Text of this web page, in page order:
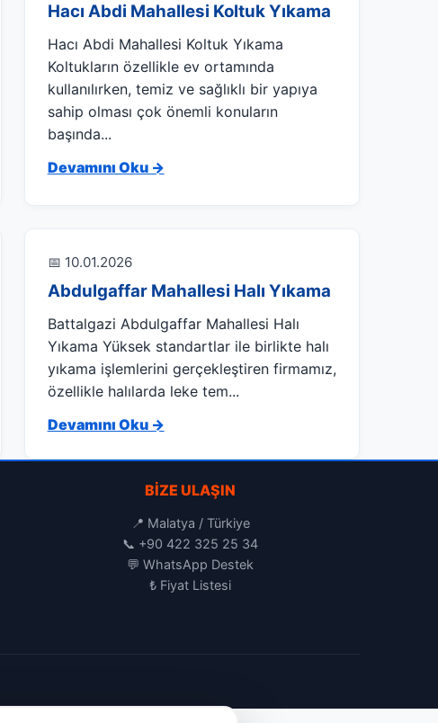
Hacı Abdi Mahallesi Koltuk Yıkama
Hacı Abdi Mahallesi Koltuk Yıkama
Koltukların özellikle ev ortamında
kullanılırken, temiz ve sağlıklı bir yapıya
sahip olması çok önemli konuların
başında...
Devamını Oku →
📅 10.01.2026
Abdulgaffar Mahallesi Halı Yıkama
Battalgazi Abdulgaffar Mahallesi Halı
Yıkama Yüksek standartlar ile birlikte halı
yıkama işlemlerini gerçekleştiren firmamız,
özellikle halılarda leke tem...
Devamını Oku →
BIZE ULAŞIN
📍 Malatya / Türkiye
📞 +90 422 325 25 34
💬WhatsApp Destek
₺ Fiyat Listesi